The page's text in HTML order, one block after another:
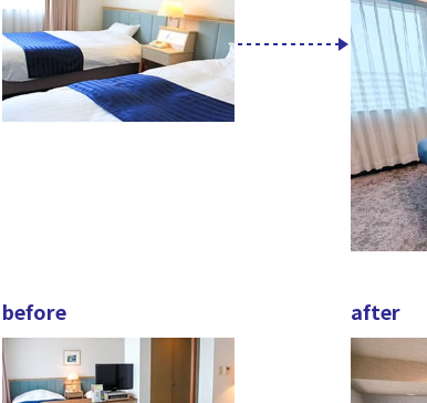
before after